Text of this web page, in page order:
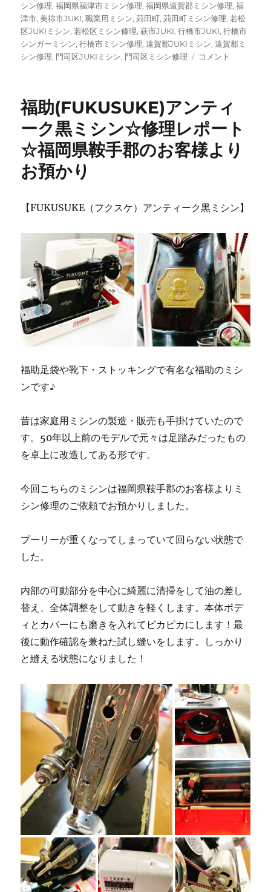
シン修理,福岡県福津市ミシン修理,福岡県遠賀郡ミシン修理,福
津市, 美祢市JUKI,職業用ミシン,苅田町,苅田町ミシン修理,若松
区JUKIミシン,若松区ミシン修理,萩市JUKI,行橋市JUKI,行橋市
シンガーミシン,行橋市ミシン修理,遠賀郡JUKIミシン,遠賀郡ミ
シン修理, 門司区JUKIミシン, 門司区ミシン修理
SINGER（シ
家
庭
用
コ
ン
タ
ミ
シ
ン
【レ
ガ
ー
ト・
7500SDX】
ミ
シ
修
テ
ナ
整
頼・
下
関
の
り
☆
北
九
州
市
の
ミ
シ
ン
理
販
売
専
門
コメント
福助(FUKUSUKE)アンティ
ーク黒ミシン☆修理レポート
☆福岡県鞍手郡のお客様より
お預かり
【FUKUSUKE（フクスケ）アンティーク黒ミシン】
福助足袋や靴下・ストッキングで有名な福助のミシ
ンです♪
昔は家庭用ミシンの製造・販売も手掛けていたので
す。50年以上前のモデルで元々は足踏みだったもの
を卓上に改造してある形です。
今回こちらのミシンは福岡県鞍手郡のお客様よりミ
シン修理のご依頼でお預かりしました。
プーリーが重くなってしまっていて回らない状態で
した。
内部の可動部分を中心に綺麗に清掃をして油の差し
替え、全体調整をして動きを軽くします。本体ボデ
ィとカバーにも磨きを入れてピカピカにします！最
後に動作確認を兼ねた試し縫いをします。しっかり
と縫える状態になりました！